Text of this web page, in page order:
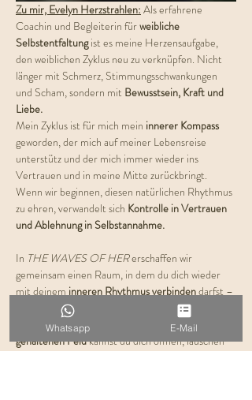
Zu mir, Evelyn Herzstrahlen: Als erfahrene
Coachin und Begleiterin für weibliche
Selbstentfaltung ist es meine Herzensaufgabe,
den weiblichen Zyklus neu zu verknüpfen. Nicht
länger mit Schmerz, Stimmungsschwankungen
und Scham, sondern mit Bewusstsein, Kraft und
Liebe.
Mein Zyklus ist für mich mein innerer Kompass
geworden, der mich auf meiner Lebensreise
unterstütz und der mich immer wieder ins
Vertrauen und in meine Mitte zurückbringt.
Wenn wir beginnen, diesen natürlichen Rhythmus
zu ehren, verwandelt sich Kontrolle in Vertrauen
und Ablehnung in Selbstannahme.
In THE WAVES OF HER erschaffen wir
gemeinsam einen Raum, in dem du dich wieder
mit deinem inneren Rhythmus verbinden darfst –
mit dem Puls deiner Weiblichkeit, deinem Körper
und deinem Herzen. In diesem
liebevoll
gehaltenen Feld kannst du dich öffnen, lauschen
Whatsapp E-Mail